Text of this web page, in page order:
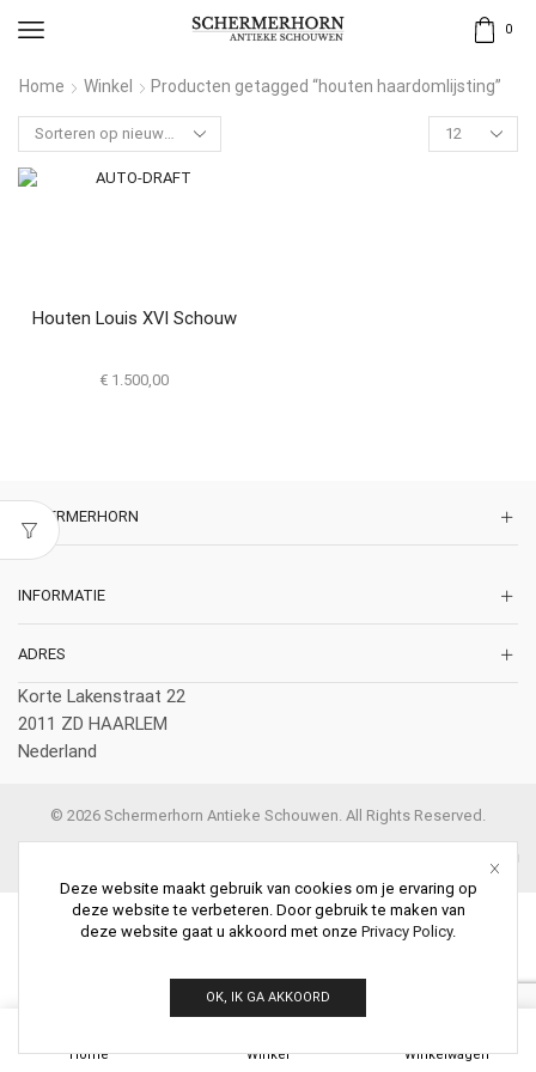
0
Home Winkel Producten getagged “houten haardomlijsting”
Houten Louis XVI Schouw
€ 1.500,00
SCHERMERHORN
INFORMATIE
ADRES
Korte Lakenstraat 22
2011 ZD HAARLEM
Nederland
© 2026 Schermerhorn Antieke Schouwen. All Rights Reserved.
Home Winkel Winkelwagen
Deze website maakt gebruik van cookies om je ervaring op
deze website te verbeteren. Door gebruik te maken van
deze website gaat u akkoord met onze Privacy Policy.
OK, IK GA AKKOORD